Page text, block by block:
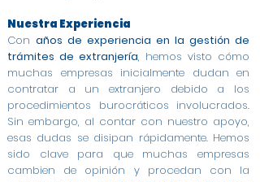
Nuestra Experiencia
Con años de experiencia en la gestión de
trámites de extranjería, hemos visto cómo
muchas empresas inicialmente dudan en
contratar a un extranjero debido a los
procedimientos burocráticos involucrados.
Sin embargo, al contar con nuestro apoyo,
esas dudas se disipan rápidamente. Hemos
sido clave para que muchas empresas
cambien de opinión y procedan con la